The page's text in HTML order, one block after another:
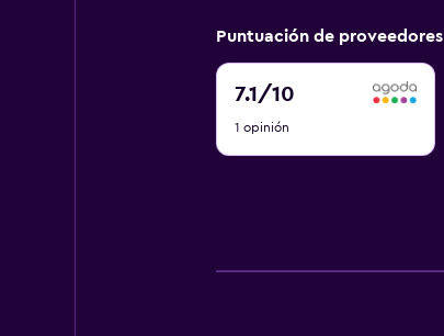
Puntuación de proveedores
7.1 /10
7.1
10
1 opinión